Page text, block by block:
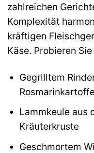
zahlreichen
Komplexität
kräftigen
Käse. Probieren
Gegrilltem
Lammkeule aus
Kräuterkruste
Geschmortem